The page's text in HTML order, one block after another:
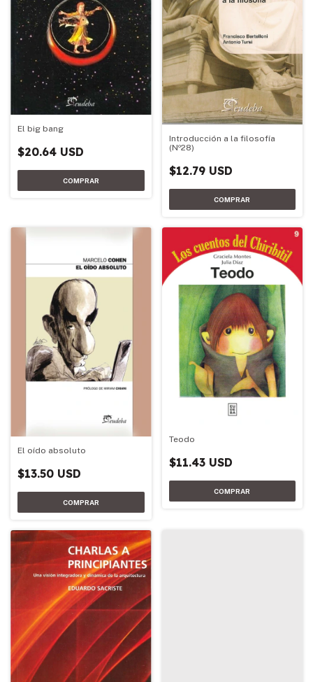
El big bang
$20.64 USD
Introducción a la filosofía
(Nº28)
$12.79 USD
El oído absoluto
$13.50 USD
Teodo
$11.43 USD